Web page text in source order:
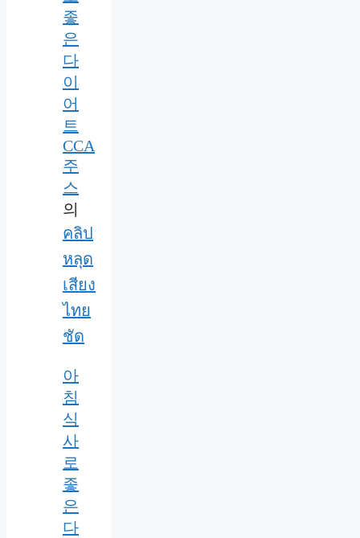
좋
은
다
이
어
트
CCA
주
스
의
คลิป
หลุด
เสียง
ไทย
ชัด
아
침
식
사
로
좋
은
다